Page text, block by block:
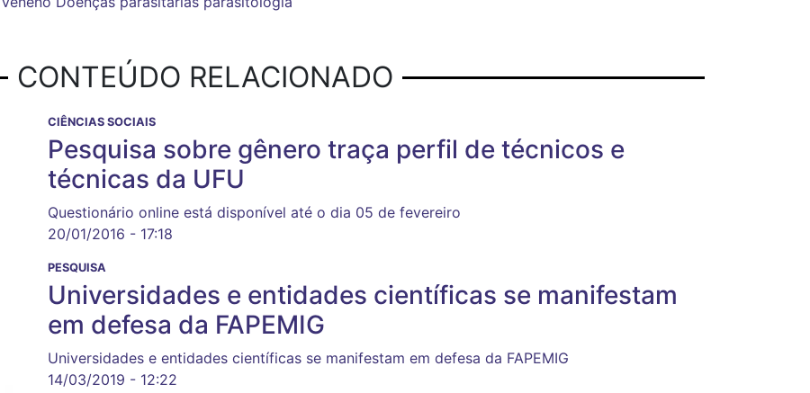
CONTEÚDO RELACIONADO
CIÊNCIAS SOCIAIS
Pesquisa sobre gênero traça perfil de técnicos e
técnicas da UFU
Questionário online está disponível até o dia 05 de fevereiro
20/01/2016 - 17:18
PESQUISA
Universidades e entidades científicas se manifestam
em defesa da FAPEMIG
Universidades e entidades científicas se manifestam em defesa da FAPEMIG
14/03/2019 - 12:22